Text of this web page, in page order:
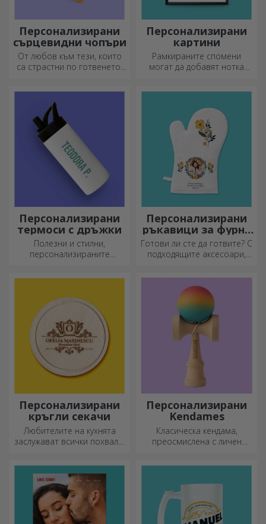
Персонализирани
сърцевидни чопъри
От любов към тези, които
са страстни по готвенето,
умелите домакини.
Персонализирани
картини
Рамкираните спомени
могат да добавят нотка
създадат вашата собствена
история!
Персонализирани
термоси с дръжки
Полезни и стилни,
персонализираните
сезон.
Персонализирани
ръкавици за фурна
и кухненски
аксесоари
Готови ли сте да готвите? С
подходящите аксесоари,
прихватките за тенджери
ще улеснят работата ви в
кухнята.
Персонализирани
кръгли секачи
Любителите на кухнята
заслужават всички похвали,
креативните ножове.
Изберете подходящия!
Персонализирани
Kendames
Класическа кендама,
преосмислена с личен